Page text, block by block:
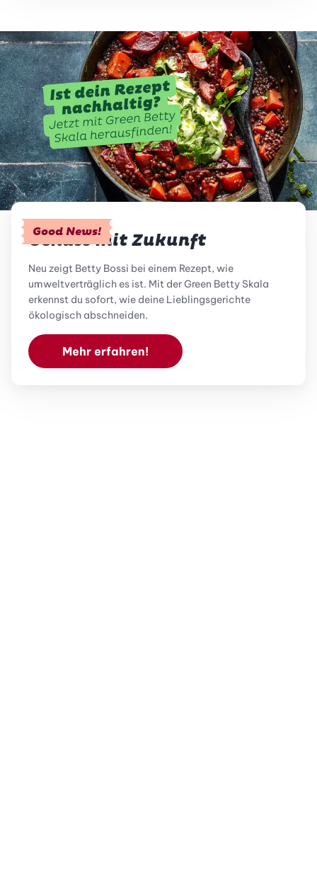
Good News!
Genuss mit Zukunft
Neu zeigt Betty Bossi bei einem Rezept, wie
umweltverträglich es ist. Mit der Green Betty Skala
erkennst du sofort, wie deine Lieblingsgerichte
ökologisch abschneiden.
Mehr erfahren!